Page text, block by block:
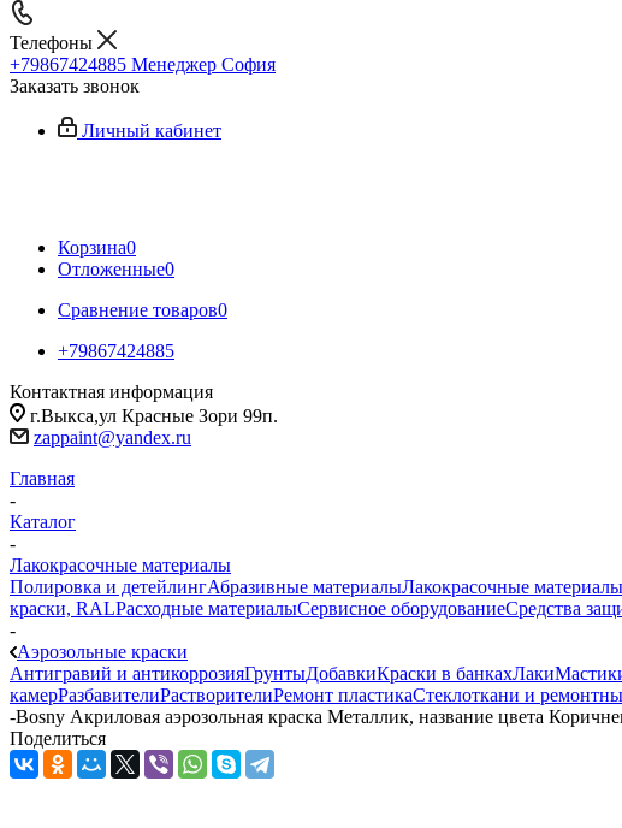
Телефоны
+79867424885 Менеджер София
Заказать звонок
Личный кабинет
Корзина0
Отложенные0
Сравнение товаров0
+79867424885
Контактная информация
г.Выкса,ул Красные Зори 99п.
zappaint@yandex.ru
Главная
-
Каталог
-
Лакокрасочные материалы
Полировка и детейлингАбразивные материалыЛакокрасочные материалы
краски, RALРасходные материалыСервисное оборудованиеСредства
-
Аэрозольные краски
Антигравий и антикоррозияГрунтыДобавкиКраски в банкахЛаки
камерРазбавителиРастворителиРемонт пластикаСтеклоткани и
-Bosny Акриловая аэрозольная краска Металлик, название цвета
Поделиться